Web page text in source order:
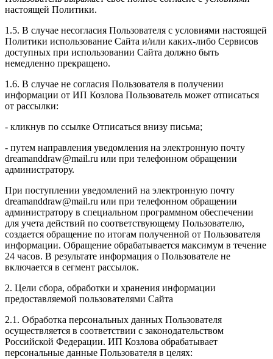
настоящей Политики.
1.5. В случае несогласия Пользователя с условиями настоящей
Политики использование Сайта и/или каких-либо Сервисов
доступных при использовании Сайта должно быть
немедленно прекращено.
1.6. В случае не согласия Пользователя в получении
информации от ИП Козлова Пользователь может отписаться
от рассылки:
- кликнув по ссылке Отписаться внизу письма;
- путем направления уведомления на электронную почту
dreamanddraw@mail.ru или при телефонном обращении
администратору.
При поступлении уведомлений на электронную почту
dreamanddraw@mail.ru или при телефонном обращении
администратору в специальном программном обеспечении
для учета действий по соответствующему Пользователю,
создается обращение по итогам полученной от Пользователя
информации. Обращение обрабатывается максимум в течение
24 часов. В результате информация о Пользователе не
включается в сегмент рассылок.
2. Цели сбора, обработки и хранения информации
предоставляемой пользователями Сайта
2.1. Обработка персональных данных Пользователя
осуществляется в соответствии с законодательством
Российской Федерации. ИП Козловa обрабатывает
персональные данные Пользователя в целях: